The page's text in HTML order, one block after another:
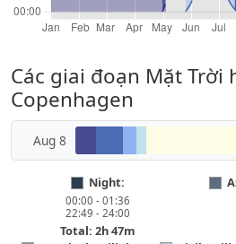
Các giai đoạn Mặt Trời
Copenhagen
Aug 8
Night:
00:00 - 01:36
22:49 - 24:00
Total: 2h 47m